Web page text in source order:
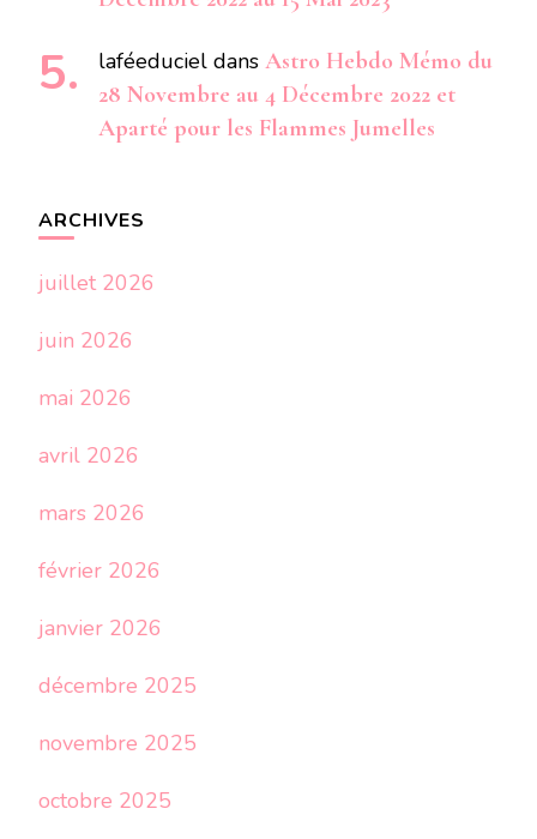
laféeduciel dans Astro Hebdo Mémo du
28 Novembre au 4 Décembre 2022 et
Aparté pour les Flammes Jumelles
ARCHIVES
juillet 2026
juin 2026
mai 2026
avril 2026
mars 2026
février 2026
janvier 2026
décembre 2025
novembre 2025
octobre 2025